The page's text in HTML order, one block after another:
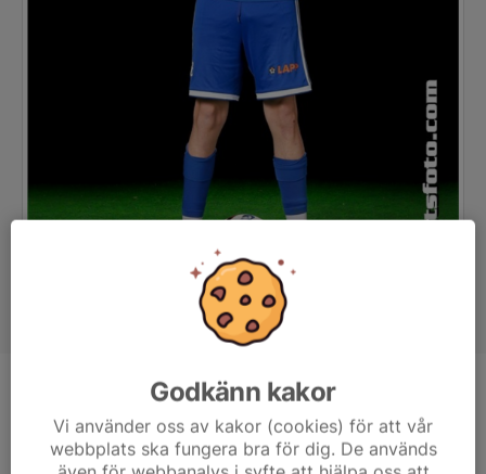
Mittfältare
Ålder
15 år
Godkänn kakor
Vi använder oss av kakor (cookies) för att vår
webbplats ska fungera bra för dig. De används